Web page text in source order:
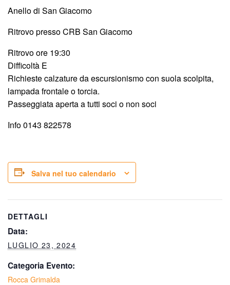
Anello di San Giacomo
Ritrovo presso CRB San Giacomo
Ritrovo ore 19:30
Difficoltà E
Richieste calzature da escursionismo con suola scolpita,
lampada frontale o torcia.
Passeggiata aperta a tutti soci o non soci
Info 0143 822578
Salva nel tuo calendario
DETTAGLI
Data:
LUGLIO 23, 2024
Categoria Evento:
Rocca Grimalda